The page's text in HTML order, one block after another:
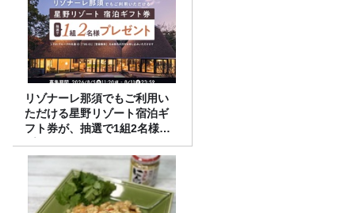
リゾナーレ那須でもご利用い
ただける星野リゾート宿泊ギ
フト券が、抽選で1組2名様に
プレゼント！